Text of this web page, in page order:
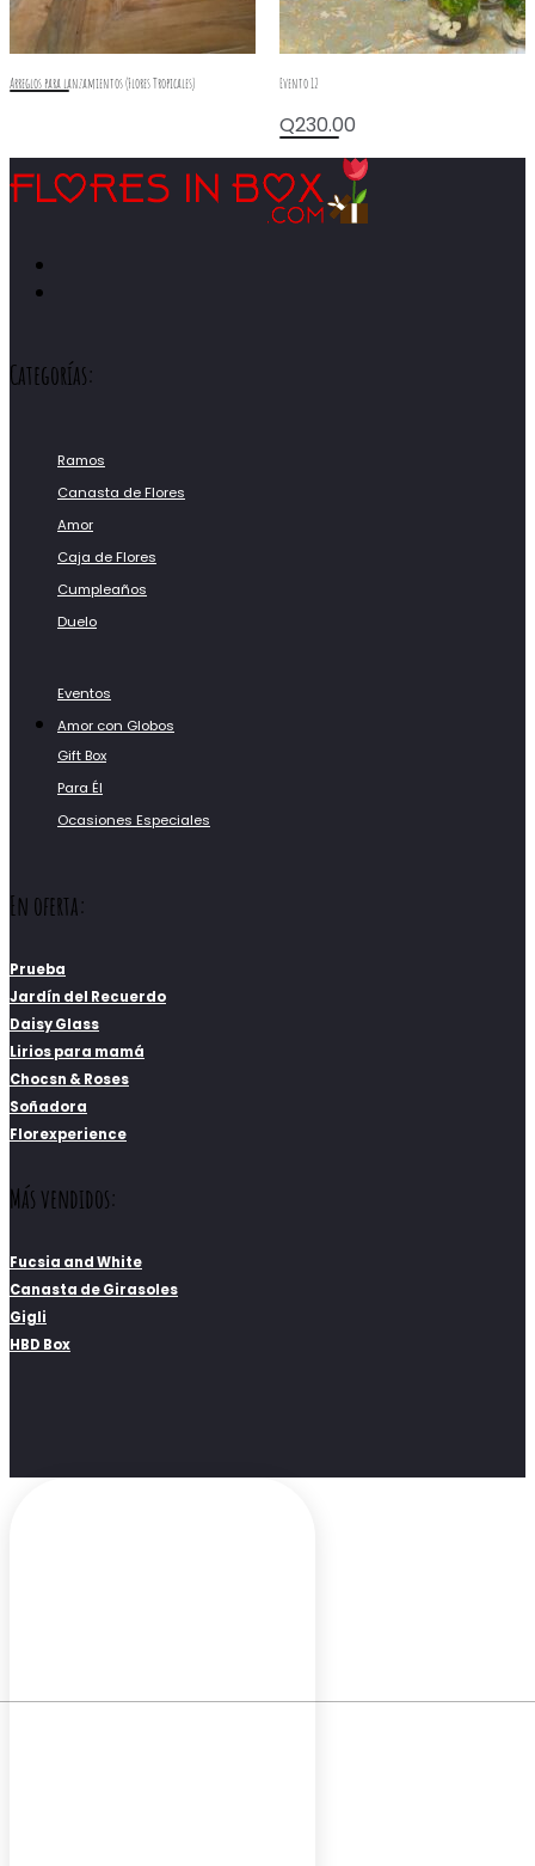
Arreglos para lanzamientos (Flores Tropicales) Evento 12
Q230.00
Categorías:
Ramos
Canasta de Flores
Amor
Caja de Flores
Cumpleaños
Duelo
Eventos
Amor con Globos
Gift Box
Para Él
Ocasiones Especiales
En oferta:
Prueba
Jardín del Recuerdo
Daisy Glass
Lirios para mamá
Chocsn & Roses
Soñadora
Florexperience
Más vendidos:
Fucsia and White
Canasta de Girasoles
Gigli
HBD Box